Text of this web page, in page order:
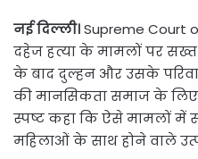
नई दिल्ली।Supreme Court
दहेज हत्या के मामलों पर
के बाद दुल्हन और उसके
की मानसिकता समाज के
स्पष्ट कहा कि ऐसे मामलों में
महिलाओं के साथ होने वाले